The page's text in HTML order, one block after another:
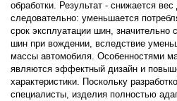
обработки. Результат - снижается
следовательно: уменьшается
срок эксплуатации шин, значительно
шин при вождении, вследствие
массы автомобиля. Особенностями
являются эффектный дизайн и
характеристики. Поскольку
специалисты, изделия полностью